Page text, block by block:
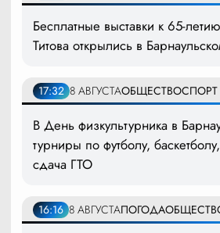
Бесплатные выставки к 65-
Титова открылись в
17:32 8 АВГУСТАОБЩЕСТВОСПОРТ
В День физкультурника в
турниры по футболу,
сдача ГТО
16:16 8 АВГУСТАПОГОДА